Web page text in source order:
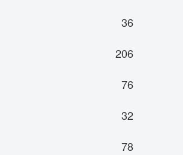
36
206
76
32
78